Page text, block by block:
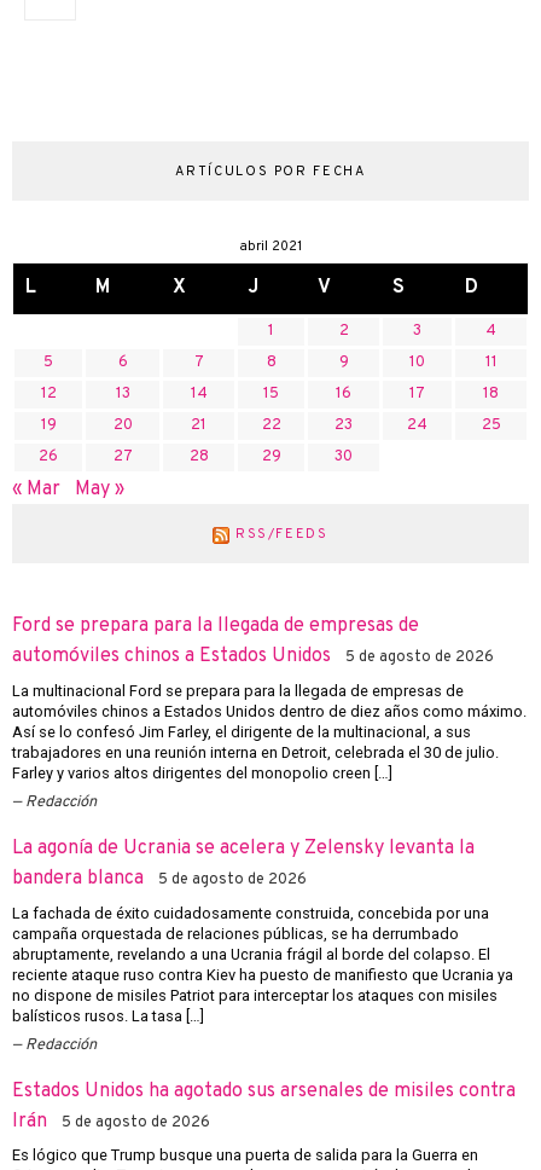
ARTÍCULOS POR FECHA
abril 2021
L M X J V S D
1 2 3
4
5
6 7 8 9 10
11
12
13 14 15 16 17
18
19
20 21 22 23 24
25
26
27 28 29 30
« Mar May »
RSS/FEEDS
Ford se prepara para la llegada de empresas de
automóviles chinos a Estados Unidos
5 de agosto de 2026
La multinacional Ford se prepara para la llegada de empresas de
automóviles chinos a Estados Unidos dentro de diez años como máximo.
Así se lo confesó Jim Farley, el dirigente de la multinacional, a sus
trabajadores en una reunión interna en Detroit, celebrada el 30 de julio.
Farley y varios altos dirigentes del monopolio creen […]
Redacción
La agonía de Ucrania se acelera y Zelensky levanta la
bandera blanca
5 de agosto de 2026
La fachada de éxito cuidadosamente construida, concebida por una
campaña orquestada de relaciones públicas, se ha derrumbado
abruptamente, revelando a una Ucrania frágil al borde del colapso. El
reciente ataque ruso contra Kiev ha puesto de manifiesto que Ucrania ya
no dispone de misiles Patriot para interceptar los ataques con misiles
balísticos rusos. La tasa […]
Redacción
Estados Unidos ha agotado sus arsenales de misiles contra
Irán
5 de agosto de 2026
Es lógico que Trump busque una puerta de salida para la Guerra en